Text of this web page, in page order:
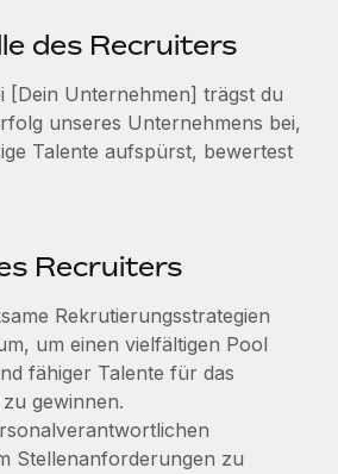
und Verfolgung von IT-
von Mitarbeiter:innen
von Benefits
Weaviate entwickelt KI-basierte
Tech hat das globale...
Produkten: Integration mit
und Contractor Management
des Recruiters
[Dein Unternehmen] trägst du
unseres Unternehmens bei,
Talente aufspürst, bewertest
Recruiters
Rekrutierungsstrategien
um einen vielfältigen Pool
fähiger Talente für das
gewinnen.
Stellenanforderungen zu